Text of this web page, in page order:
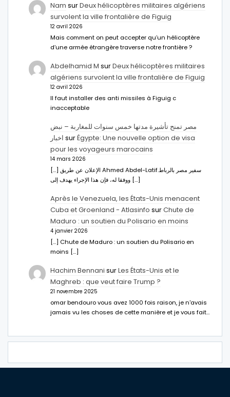
Nam surDeux hélicoptères militaires algériens
survolent la ville frontalière de Figuig
12 avril 2026
Mais comment on peut accepter qu’un hélicoptère
d’une armée étrangère traverse notre frontière ?
Abdelhamid M surDeux hélicoptères militaires
algériens survolent la ville frontalière de Figuig
12 avril 2026
Il faut installer des anti missiles à Figuig c
inacceptable
مصر تمنح تأشيرة مدتها خمس سنوات للمغاربة – نبض
اخبار surÉgypte: Une nouvelle option de visa
pour les voyageurs marocains
14 mars 2026
[…] الإعلان عن طريق Ahmed Abdel-Latifسفير مصر بالرباط.
ووفقا له، فإن هذا الإجراء يهدف إلى […]
Après le Venezuela, les États-Unis menacent
Cuba et Groenland - Atlasinfo surChute de
Maduro : un soutien du Polisario en moins
4 janvier 2026
[…] Chute de Maduro : un soutien du Polisario en
moins […]
Hachim Bennani surLes États-Unis et le
Maghreb : que veut faire Trump ?
21 novembre 2025
omar bendouro vous avez 1000 fois raison, je n'avais
jamais vu les choses de cette manière et je vous fait…